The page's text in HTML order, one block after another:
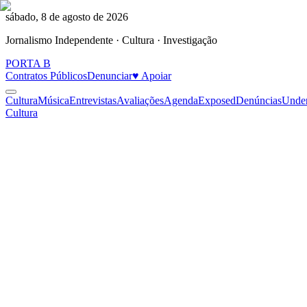
sábado, 8 de agosto de 2026
Jornalismo Independente · Cultura · Investigação
PORTA B
Contratos PúblicosDenunciar♥ Apoiar
CulturaMúsicaEntrevistasAvaliaçõesAgendaExposedDenúncias
Cultura